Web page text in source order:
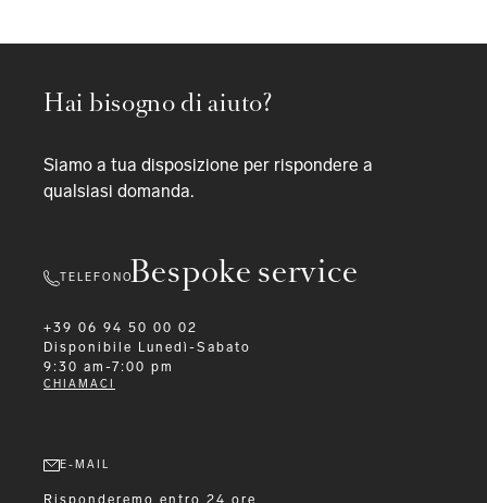
Bespoke service
Hai bisogno di aiuto?
Siamo a tua disposizione per rispondere a
qualsiasi domanda.
TELEFONO
+39 06 94 50 00 02
Disponibile
Lunedì-Sabato
9:30 am-7:00 pm
CHIAMACI
E-MAIL
Risponderemo entro 24 ore